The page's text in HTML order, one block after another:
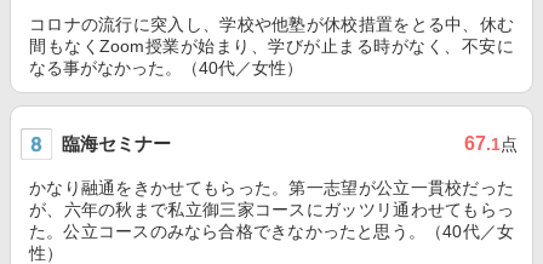
コロナの流行に突入し、学校や他塾が休校措置をとる中、休む
間もなくZoom授業が始まり、学びが止まる時がなく、不安に
なる事がなかった。（40代／女性）
臨海セミナー 67.1点
かなり融通をきかせてもらった。第一志望が公立一貫校だった
が、六年の秋まで私立御三家コースにガッツリ通わせてもらっ
た。公立コースのみなら合格できなかったと思う。（40代／女
性）